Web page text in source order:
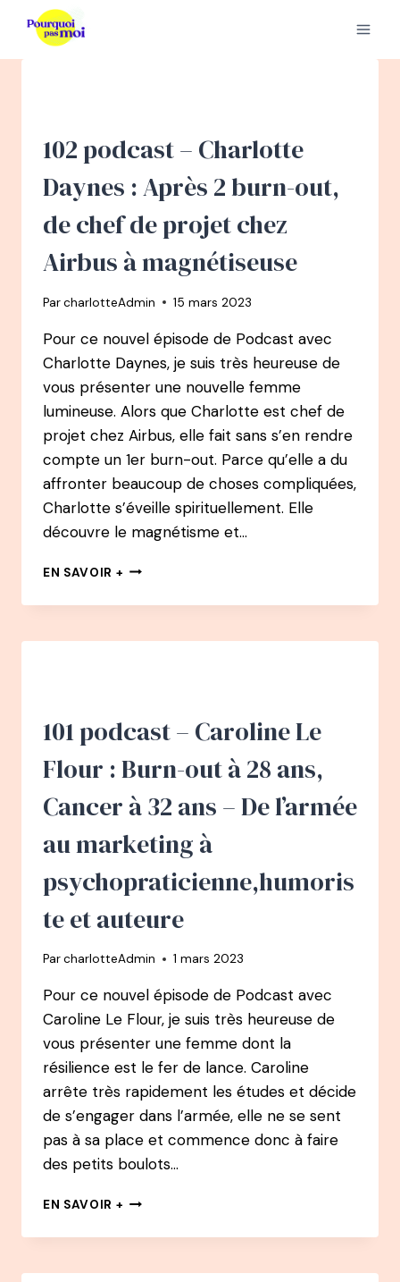
contenu
102 podcast – Charlotte
Daynes : Après 2 burn-out,
de chef de projet chez
Airbus à magnétiseuse
ParcharlotteAdmin 15 mars 2023
Pour ce nouvel épisode de Podcast avec
Charlotte Daynes, je suis très heureuse de
vous présenter une nouvelle femme
lumineuse. Alors que Charlotte est chef de
projet chez Airbus, elle fait sans s’en rendre
compte un 1er burn-out. Parce qu’elle a du
affronter beaucoup de choses compliquées,
Charlotte s’éveille spirituellement. Elle
découvre le magnétisme et…
EN SAVOIR + 102
–
DAYNES
OUT,
CHEF
DE
PROJET
AIRBUS
MAGNÉTISEUSE
101 podcast – Caroline Le
Flour : Burn-out à 28 ans,
Cancer à 32 ans – De l’armée
au marketing à
psychopraticienne,humoris
te et auteure
ParcharlotteAdmin 1 mars 2023
Pour ce nouvel épisode de Podcast avec
Caroline Le Flour, je suis très heureuse de
vous présenter une femme dont la
résilience est le fer de lance. Caroline
arrête très rapidement les études et décide
de s’engager dans l’armée, elle ne se sent
pas à sa place et commence donc à faire
des petits boulots…
EN SAVOIR + 101
–
LE